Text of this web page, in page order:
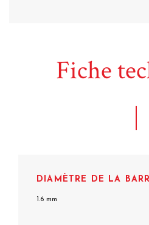
Fiche
DIAMÈTRE DE LA
1.6 mm